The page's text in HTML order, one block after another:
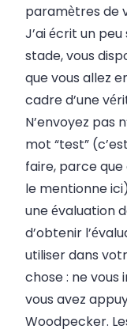
paramètres de
J’ai écrit un
stade, vous
que vous allez
cadre d’une
N’envoyez pas
mot “test”
faire, parce que
le mentionne
une évaluation
d’obtenir
utiliser dans
chose : ne vous
vous avez
Woodpecker.